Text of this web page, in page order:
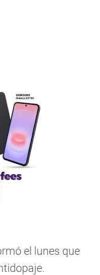
el lunes que